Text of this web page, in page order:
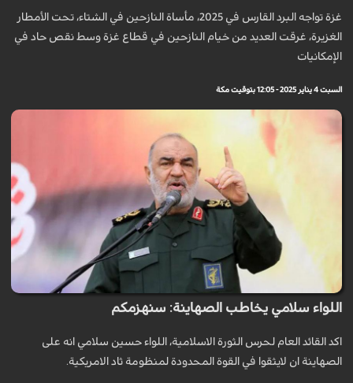
غزة تواجه البرد القارس في 2025، مأساة النازحين في الشتاء، تحت الأمطار
الغزيرة، غرقت العديد من خيام النازحين في قطاع غزة وسط نقص حاد في
الإمكانيات
السبت 4 يناير 2025 - 12:05 بتوقيت مكة
اللواء سلامي يخاطب الصهاينة: سنهزمكم
اكد القائد العام لحرس الثورة الاسلامية، اللواء حسين سلامي انه على
الصهاينة ان لايثقوا في القوة المحدودة لمنظومة ثاد الامريكية.